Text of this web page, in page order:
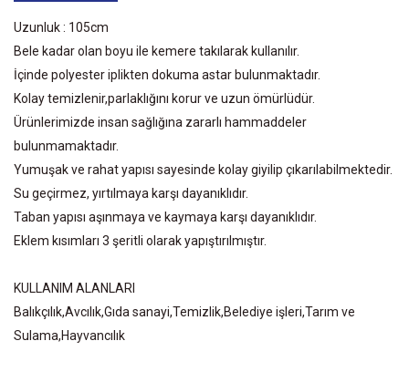
Uzunluk : 105cm
Bele kadar olan boyu ile kemere takılarak kullanılır.
İçinde polyester iplikten dokuma astar bulunmaktadır.
Kolay temizlenir,parlaklığını korur ve uzun ömürlüdür.
Ürünlerimizde insan sağlığına zararlı hammaddeler
bulunmamaktadır.
Yumuşak ve rahat yapısı sayesinde kolay giyilip çıkarılabilmektedir.
Su geçirmez, yırtılmaya karşı dayanıklıdır.
Taban yapısı aşınmaya ve kaymaya karşı dayanıklıdır.
Eklem kısımları 3 şeritli olarak yapıştırılmıştır.
KULLANIM ALANLARI
Balıkçılık,Avcılık,Gıda sanayi,Temizlik,Belediye işleri,Tarım ve
Sulama,Hayvancılık